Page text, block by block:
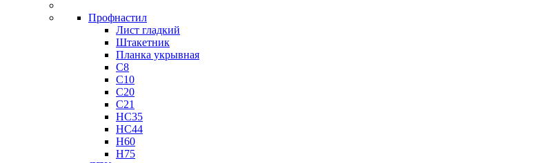
Профнастил
Лист гладкий
Штакетник
Планка укрывная
C8
C10
C20
C21
НС35
HC44
H60
H75